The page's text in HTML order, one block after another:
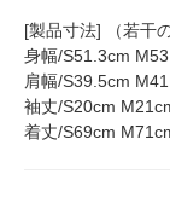
[製品寸法] （若干
身幅/S51.3cm
肩幅/S39.5cm
袖丈/S20cm
着丈/S69cm